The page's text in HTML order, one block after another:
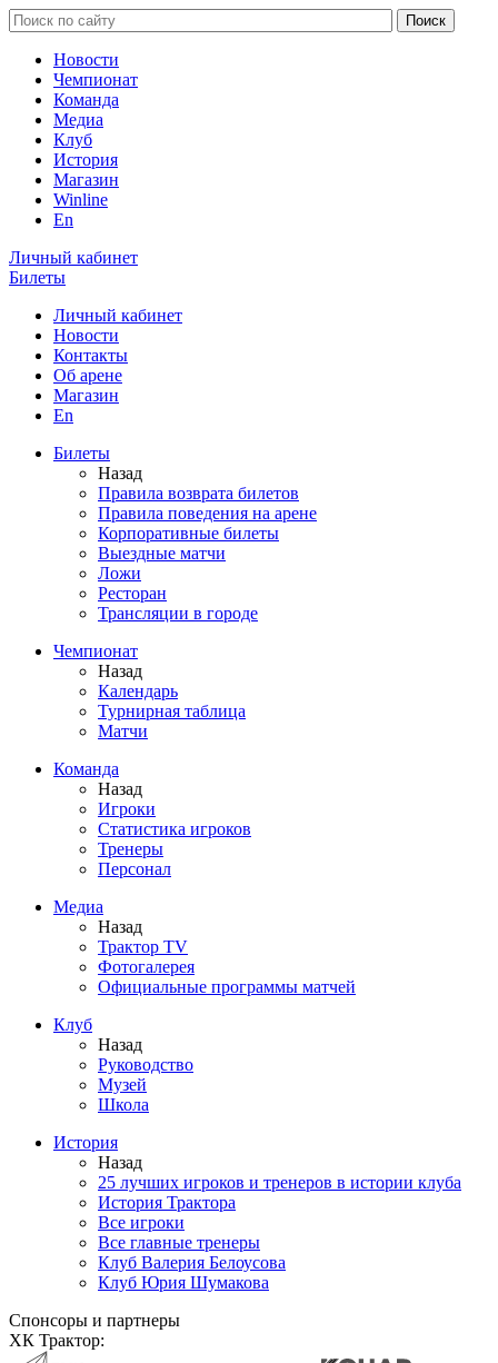
Новости
Чемпионат
Команда
Медиа
Клуб
История
Магазин
Winline
En
Личный кабинет
Билеты
Личный кабинет
Новости
Контакты
Об арене
Магазин
En
Билеты
Назад
Правила возврата билетов
Правила поведения на арене
Корпоративные билеты
Выездные матчи
Ложи
Ресторан
Трансляции в городе
Чемпионат
Назад
Календарь
Турнирная таблица
Матчи
Команда
Назад
Игроки
Статистика игроков
Тренеры
Персонал
Медиа
Назад
Трактор TV
Фотогалерея
Официальные программы матчей
Клуб
Назад
Руководство
Музей
Школа
История
Назад
25 лучших игроков и тренеров в истории клуба
История Трактора
Все игроки
Все главные тренеры
Клуб Валерия Белоусова
Клуб Юрия Шумакова
Спонсоры и партнеры
ХК Трактор: